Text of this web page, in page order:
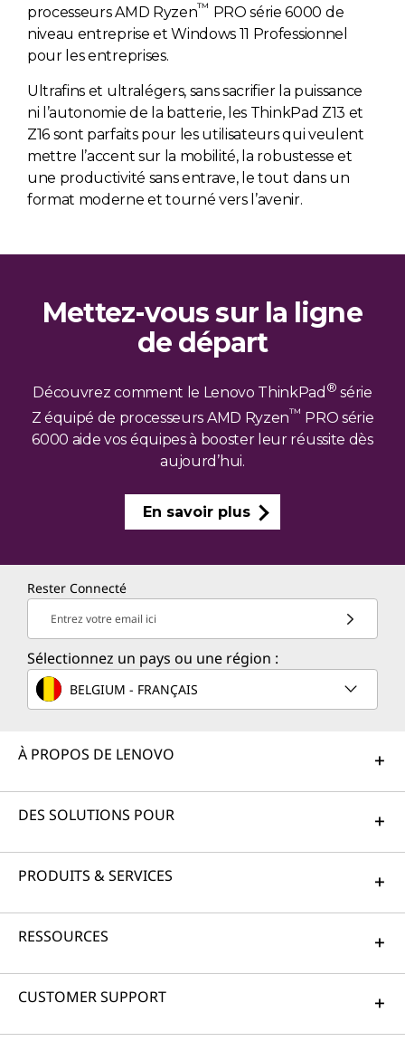
processeurs AMD Ryzen™ PRO série 6000 de
niveau entreprise et Windows 11 Professionnel
pour les entreprises.
Ultrafins et ultralégers, sans sacrifier la puissance
ni l’autonomie de la batterie, les ThinkPad Z13 et
Z16 sont parfaits pour les utilisateurs qui veulent
mettre l’accent sur la mobilité, la robustesse et
une productivité sans entrave, le tout dans un
format moderne et tourné vers l’avenir.
Mettez-vous sur la ligne
de départ
Découvrez comment le Lenovo ThinkPad ® série
Z équipé de processeurs AMD Ryzen™ PRO série
6000 aide vos équipes à booster leur réussite dès
aujourd’hui.
En savoir plus
Rester Connecté
Entrez votre email ici
Sélectionnez un pays ou une région :
BELGIUM - FRANÇAIS
À PROPOS DE LENOVO
DES SOLUTIONS POUR
PRODUITS & SERVICES
RESSOURCES
CUSTOMER SUPPORT